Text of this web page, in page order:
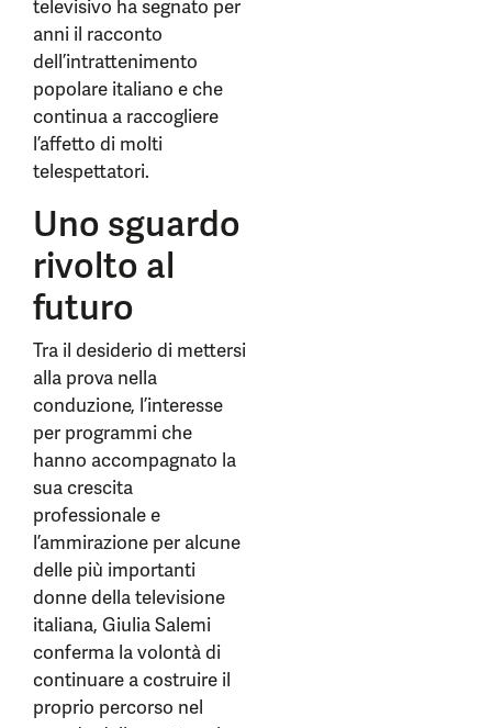
televisivo ha segnato per
anni il racconto
dell’intrattenimento
popolare italiano e che
continua a raccogliere
l’affetto di molti
telespettatori.
Uno sguardo
rivolto al
futuro
Tra il desiderio di mettersi
alla prova nella
conduzione, l’interesse
per programmi che
hanno accompagnato la
sua crescita
professionale e
l’ammirazione per alcune
delle più importanti
donne della televisione
italiana, Giulia Salemi
conferma la volontà di
continuare a costruire il
proprio percorso nel